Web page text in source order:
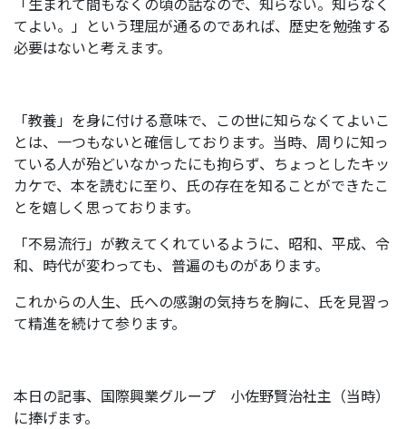
てよい。」という理屈が通るのであれば、歴史を勉強する
必要はないと考えます。
「教養」を身に付ける意味で、この世に知らなくてよいこ
とは、一つもないと確信しております。当時、周りに知っ
ている人が殆どいなかったにも拘らず、ちょっとしたキッ
カケで、本を読むに至り、氏の存在を知ることができたこ
とを嬉しく思っております。
「不易流行」が教えてくれているように、昭和、平成、令
和、時代が変わっても、普遍のものがあります。
これからの人生、氏への感謝の気持ちを胸に、氏を見習っ
て精進を続けて参ります。
本日の記事、国際興業グループ 小佐野賢治社主（当時）
に捧げます。